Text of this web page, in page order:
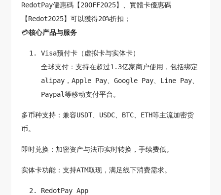
RedotPay優惠碼【20OFF2025】、實體卡優惠碼
【Redot2025】可以獲得20%折扣；
💳核心产品与服务
Visa预付卡（虚拟卡与实体卡）
全球支付：支持在超过1.3亿家商户使用，包括绑定
alipay，Apple Pay、Google Pay、Line Pay、
Paypal等移动支付平台。
多币种支持：兼容USDT、USDC、BTC、ETH等主流加密货
币。
即时兑换：加密资产与法币实时转换，手续费低。
实体卡功能：支持ATM取现，满足线下消费需求。
RedotPay App